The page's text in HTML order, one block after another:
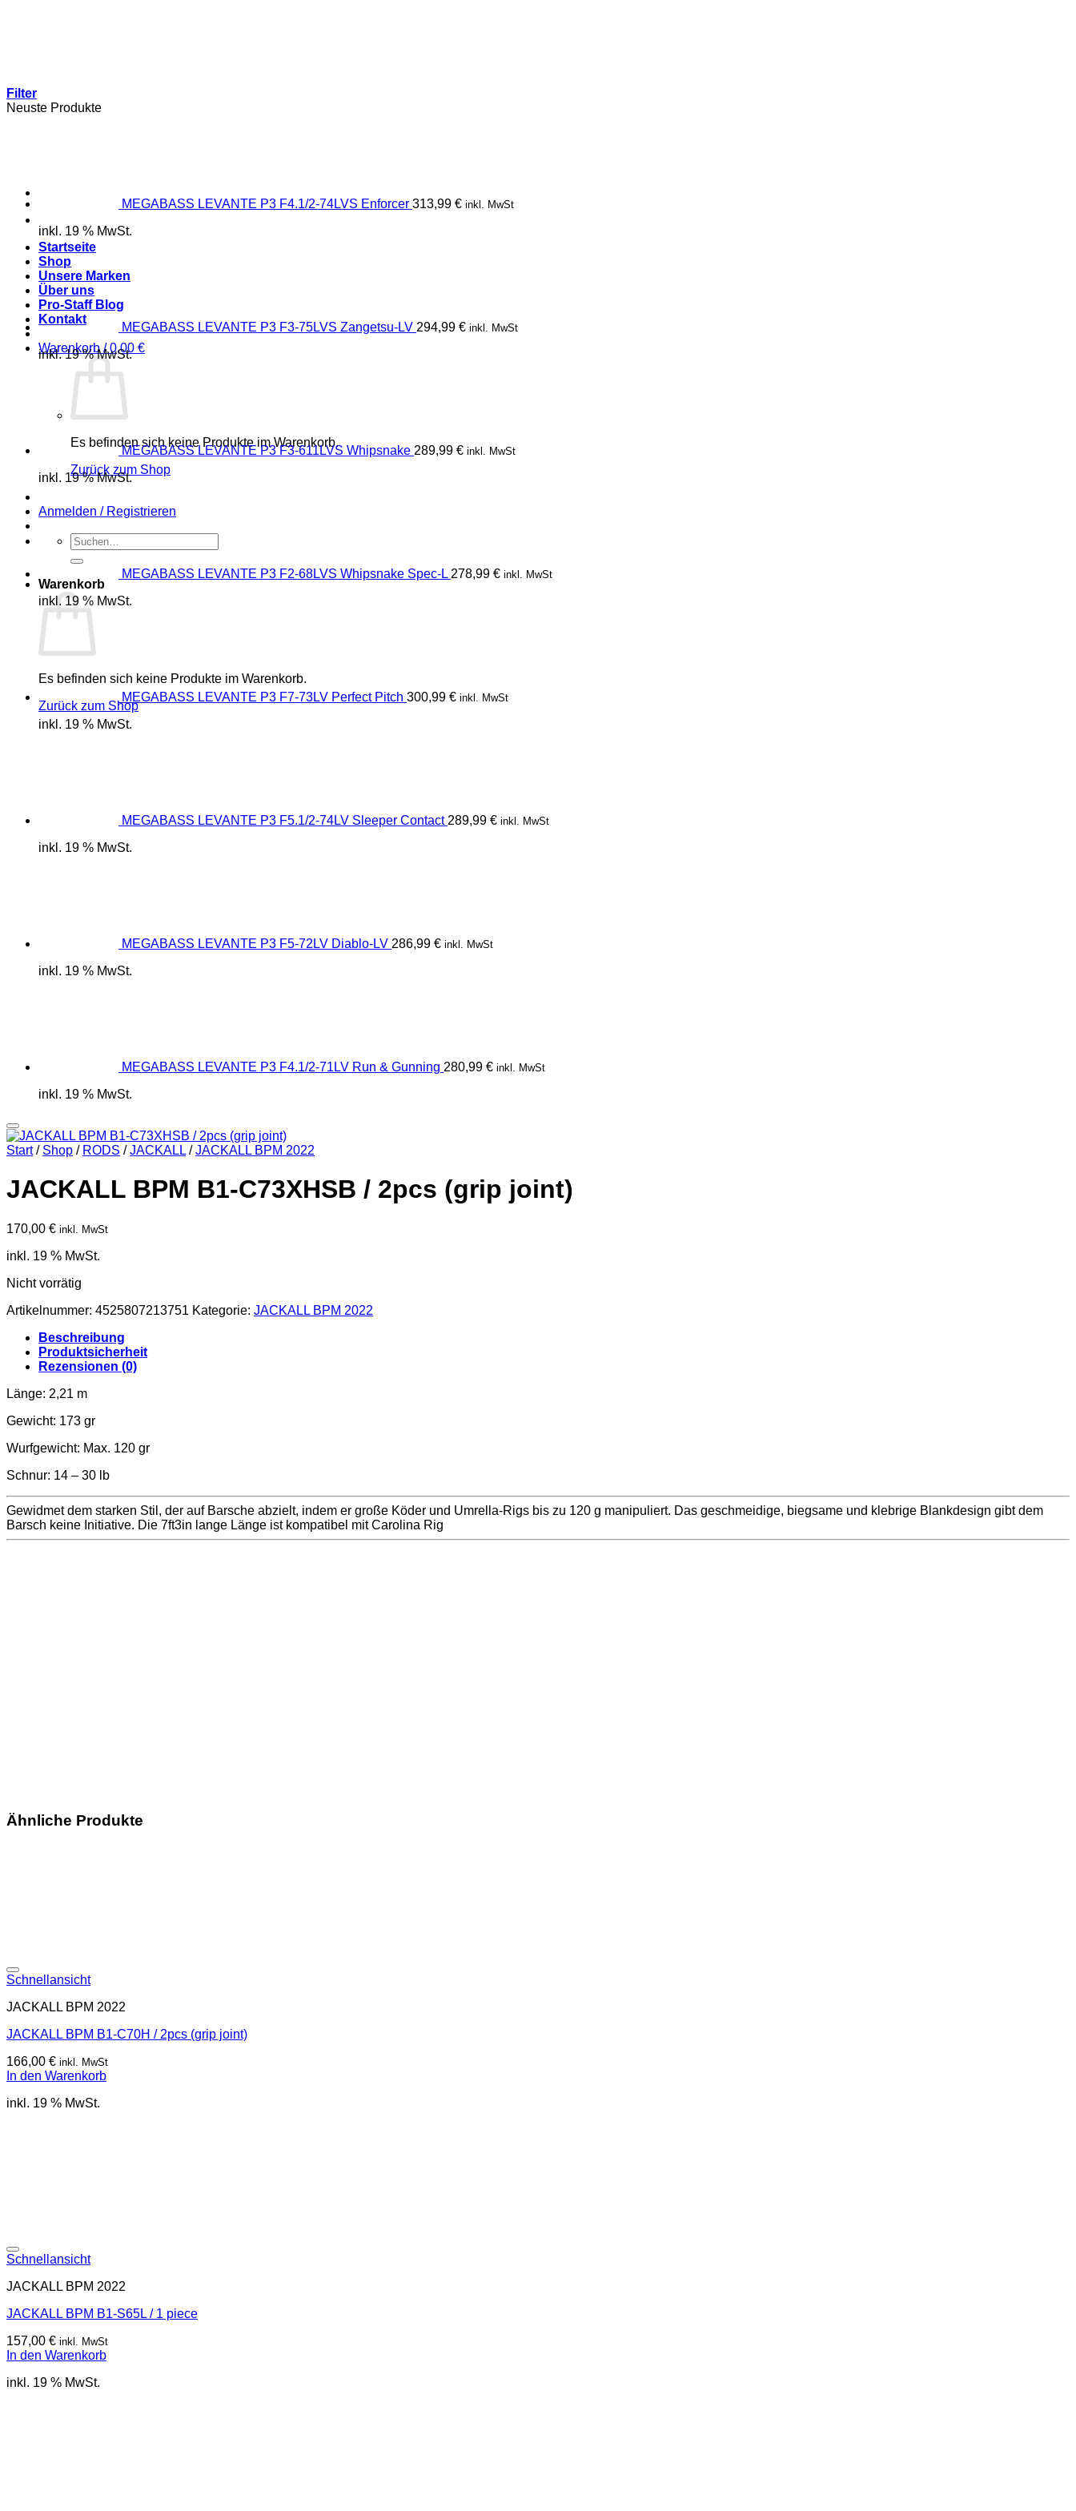
Startseite
Shop
Unsere Marken
Über uns
Pro-Staff Blog
Kontakt
Warenkorb /0,00 €
Es befinden sich keine Produkte im Warenkorb.
Zurück zum Shop
Anmelden / Registrieren
Suchen
nach:
Warenkorb
Es befinden sich keine Produkte im Warenkorb.
Zurück zum Shop
Filter
Neuste Produkte
MEGABASS LEVANTE P3 F4.1/2-74LVS Enforcer 313,99 € inkl. MwSt
inkl. 19 % MwSt.
MEGABASS LEVANTE P3 F3-75LVS Zangetsu-LV 294,99 € inkl. MwSt
inkl. 19 % MwSt.
MEGABASS LEVANTE P3 F3-611LVS Whipsnake 289,99 € inkl. MwSt
inkl. 19 % MwSt.
MEGABASS LEVANTE P3 F2-68LVS Whipsnake Spec-L 278,99 € inkl. MwSt
inkl. 19 % MwSt.
MEGABASS LEVANTE P3 F7-73LV Perfect Pitch 300,99 € inkl. MwSt
inkl. 19 % MwSt.
MEGABASS LEVANTE P3 F5.1/2-74LV Sleeper Contact 289,99 € inkl. MwSt
inkl. 19 % MwSt.
MEGABASS LEVANTE P3 F5-72LV Diablo-LV 286,99 € inkl. MwSt
inkl. 19 % MwSt.
MEGABASS LEVANTE P3 F4.1/2-71LV Run & Gunning 280,99 € inkl. MwSt
inkl. 19 % MwSt.
Start / Shop / RODS / JACKALL / JACKALL BPM 2022
JACKALL BPM B1-C73XHSB / 2pcs (grip joint)
170,00 € inkl. MwSt
inkl. 19 % MwSt.
Nicht vorrätig
Artikelnummer: 4525807213751 Kategorie: JACKALL BPM 2022
Beschreibung
Produktsicherheit
Rezensionen (0)
Länge: 2,21 m
Gewicht: 173 gr
Wurfgewicht: Max. 120 gr
Schnur: 14 – 30 lb
Gewidmet dem starken Stil, der auf Barsche abzielt, indem er große Köder und Umrella-Rigs bis zu 120 g manipuliert. Das geschmeidige, biegsame und klebrige Blankdesign gibt dem
Barsch keine Initiative. Die 7ft3in lange Länge ist kompatibel mit Carolina Rig
Ähnliche Produkte
Schnellansicht
JACKALL BPM 2022
JACKALL BPM B1-C70H / 2pcs (grip joint)
166,00 € inkl. MwSt
In den Warenkorb
inkl. 19 % MwSt.
Schnellansicht
JACKALL BPM 2022
JACKALL BPM B1-S65L / 1 piece
157,00 € inkl. MwSt
In den Warenkorb
inkl. 19 % MwSt.